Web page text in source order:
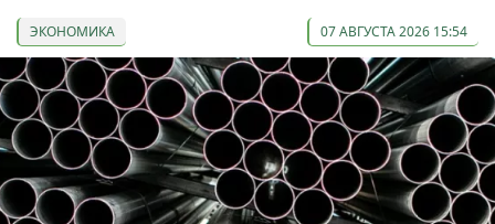
ЭКОНОМИКА 07 АВГУСТА 2026 15:54